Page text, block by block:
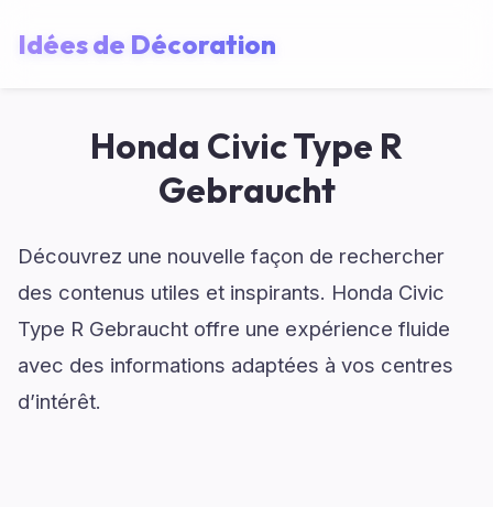
Idées de Décoration
Honda Civic Type R
Gebraucht
Découvrez une nouvelle façon de rechercher
des contenus utiles et inspirants. Honda Civic
Type R Gebraucht offre une expérience fluide
avec des informations adaptées à vos centres
d’intérêt.